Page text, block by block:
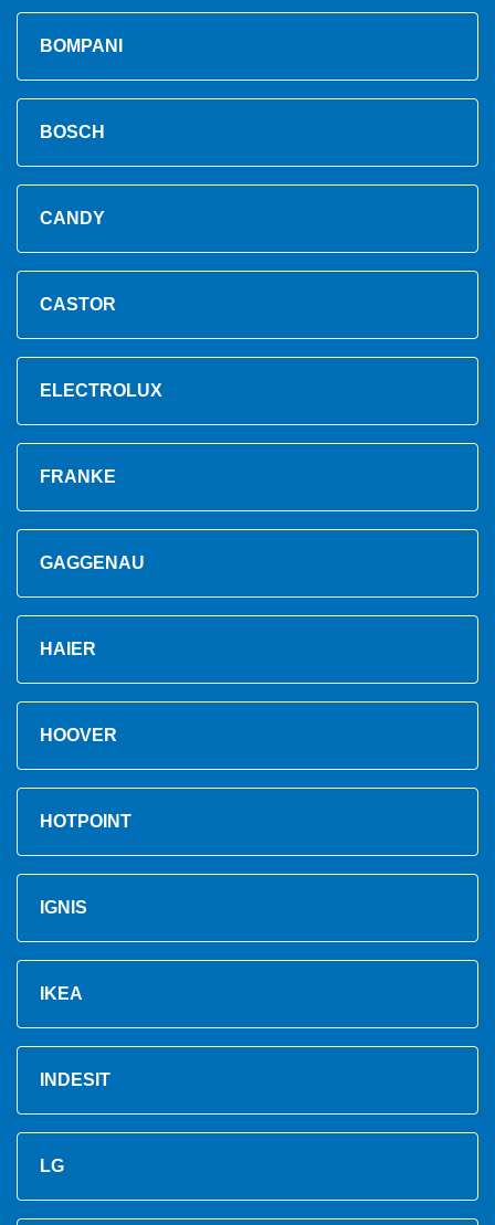
BOMPANI
BOSCH
CANDY
CASTOR
ELECTROLUX
FRANKE
GAGGENAU
HAIER
HOOVER
HOTPOINT
IGNIS
IKEA
INDESIT
LG